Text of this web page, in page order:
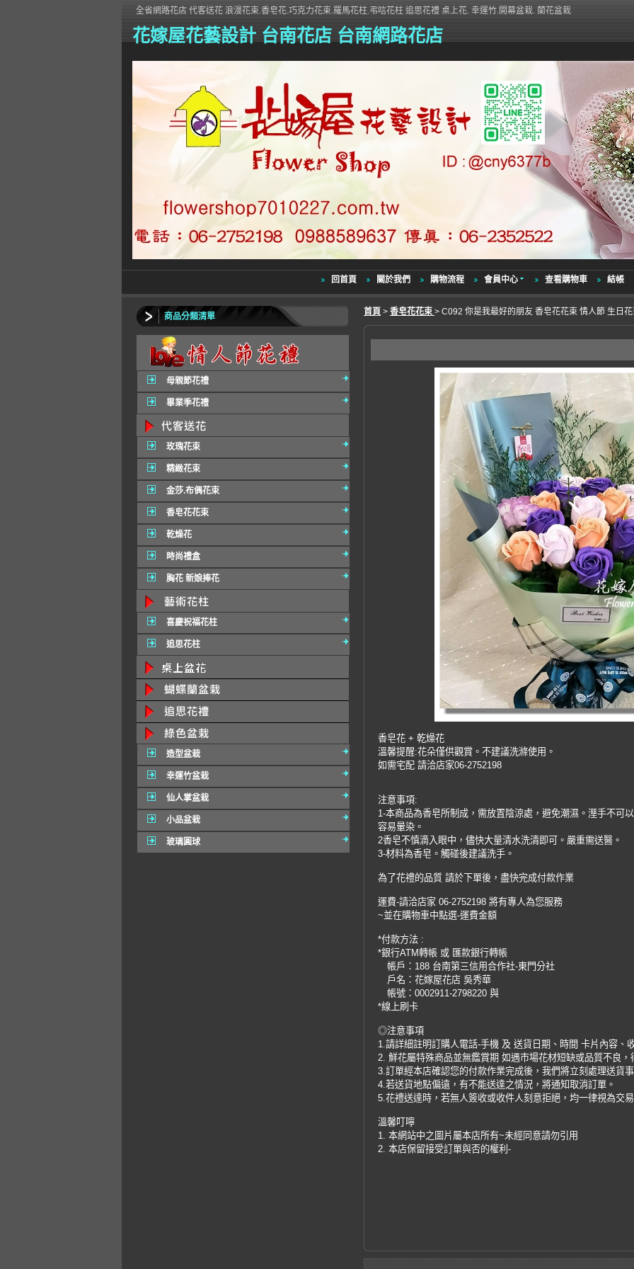
花嫁屋花藝設計 台南花店 台南網路花店
全省網路花店 代客送花 浪漫花束.香皂花.巧克力花束.羅馬花柱.弔唁花柱 追思花禮 桌上花. 幸運竹.開幕盆栽. 蘭花盆栽
回首頁 關於我們 購物流程 會員中心 查看購物車 結帳
商品分類清單
母親節花禮
畢業季花禮
玫瑰花束
精緻花束
金莎.布偶花束
香皂花花束
乾燥花
時尚禮盒
胸花 新娘捧花
喜慶祝福花柱
追思花柱
造型盆栽
幸運竹盆栽
仙人掌盆栽
小品盆栽
玻璃圓球
首頁 > 香皂花花束 > C092 你是我最好的朋友 香皂花花束 情人節 生日
香皂花 + 乾燥花
溫馨提醒:花朵僅供觀賞。不建議洗滌使用。
如需宅配 請洽店家06-2752198
注意事項:
1-本商品為香皂所制成，需放置陰涼處，避免潮濕。溼手不可
容易暈染。
2香皂不慎滴入眼中，儘快大量清水洗清即可。嚴重需送醫。
3-材料為香皂。觸碰後建議洗手。
為了花禮的品質 請於下單後，盡快完成付款作業
運費-請洽店家 06-2752198 將有專人為您服務
~並在購物車中點選-運費金額
*付款方法 :
*銀行ATM轉帳 或 匯款銀行轉帳
帳戶：188 台南第三信用合作社-東門分社
戶名：花嫁屋花店 吳秀華
帳號：0002911-2798220 與
*線上刷卡
◎注意事項
1.請詳細註明訂購人電話-手機 及 送貨日期、時間 卡片內容、
2. 鮮花屬特殊商品並無鑑賞期 如遇市場花材短缺或品質不良，
3.訂單經本店確認您的付款作業完成後，我們將立刻處理送貨
4.若送貨地點偏遠，有不能送達之情況，將通知取消訂單。
5.花禮送達時，若無人簽收或收件人刻意拒絕，均一律視為交
溫馨叮嚀
1. 本網站中之圖片屬本店所有~未經同意請勿引用
2. 本店保留接受訂單與否的權利-